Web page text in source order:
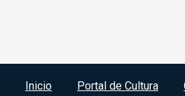
Menú del pie
Inicio Portal de Cultura